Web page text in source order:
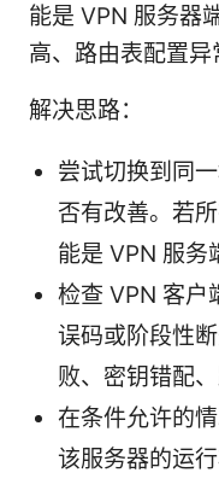
能是 VPN 服务器
高、路由表配置异
解决思路：
尝试切换到同
否有改善。若
能是 VPN 服务
检查 VPN 客户
误码或阶段性
败、密钥错配
在条件允许的
该服务器的运行